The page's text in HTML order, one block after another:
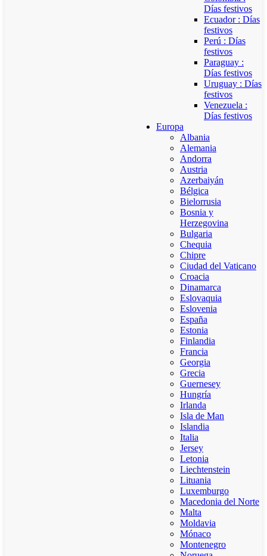
Días festivos
Ecuador : Días
festivos
Perú : Días
festivos
Paraguay :
Días festivos
Uruguay : Días
festivos
Venezuela :
Días festivos
Europa
Albania
Alemania
Andorra
Austria
Azerbaiyán
Bélgica
Bielorrusia
Bosnia y
Herzegovina
Bulgaria
Chequia
Chipre
Ciudad del Vaticano
Croacia
Dinamarca
Eslovaquia
Eslovenia
España
Estonia
Finlandia
Francia
Georgia
Grecia
Guernesey
Hungría
Irlanda
Isla de Man
Islandia
Italia
Jersey
Letonia
Liechtenstein
Lituania
Luxemburgo
Macedonia del Norte
Malta
Moldavia
Mónaco
Montenegro